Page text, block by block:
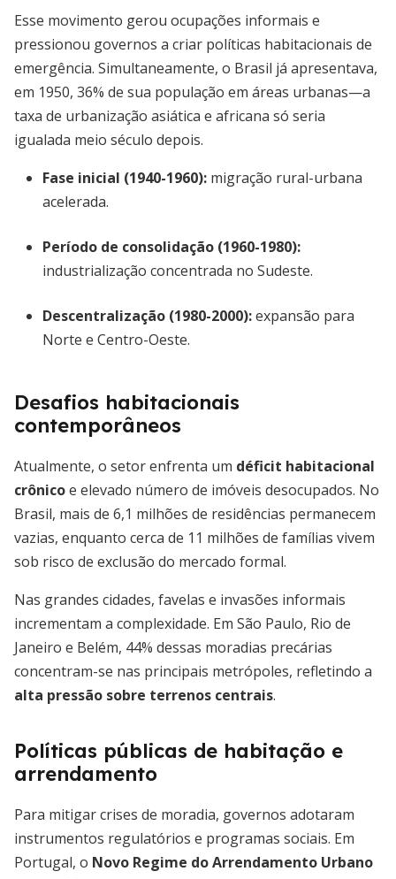
Esse movimento gerou ocupações informais e
pressionou governos a criar políticas habitacionais de
emergência. Simultaneamente, o Brasil já apresentava,
em 1950, 36% de sua população em áreas urbanas—a
taxa de urbanização asiática e africana só seria
igualada meio século depois.
Fase inicial (1940-1960): migração rural-urbana
acelerada.
Período de consolidação (1960-1980):
industrialização concentrada no Sudeste.
Descentralização (1980-2000):expansão para
Norte e Centro-Oeste.
Desafios habitacionais
contemporâneos
Atualmente, o setor enfrenta um déficit habitacional
crônicoe elevado número de imóveis desocupados. No
Brasil, mais de 6,1 milhões de residências permanecem
vazias, enquanto cerca de 11 milhões de famílias vivem
sob risco de exclusão do mercado formal.
Nas grandes cidades, favelas e invasões informais
incrementam a complexidade. Em São Paulo, Rio de
Janeiro e Belém, 44% dessas moradias precárias
concentram-se nas principais metrópoles, refletindo a
alta pressão sobre terrenos centrais.
Políticas públicas de habitação e
arrendamento
Para mitigar crises de moradia, governos adotaram
instrumentos regulatórios e programas sociais. Em
Portugal, o Novo Regime do Arrendamento Urbano